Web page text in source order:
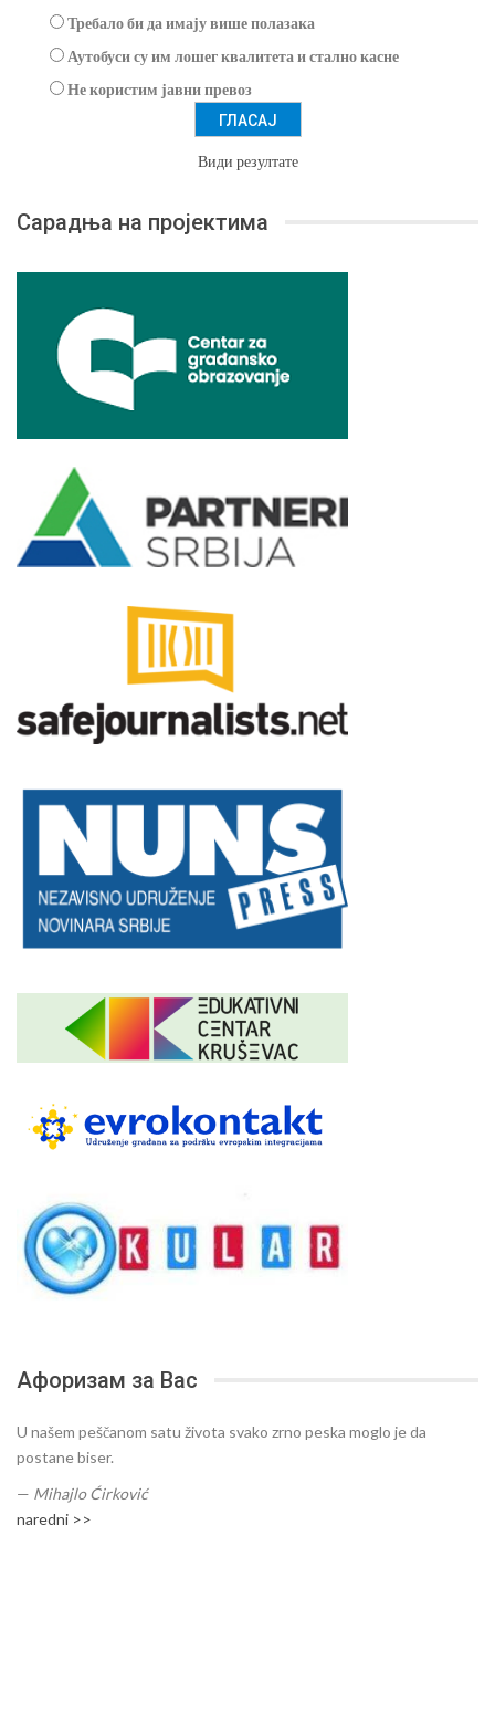
Требало би да имају више полазака
Аутобуси су им лошег квалитета и стално касне
Не користим јавни превоз
Види резултате
Сарадња на пројектима
Афоризам за Вас
U našem peščanom satu života svako zrno peska moglo je da
postane biser.
— Mihajlo Ćirković
naredni >>